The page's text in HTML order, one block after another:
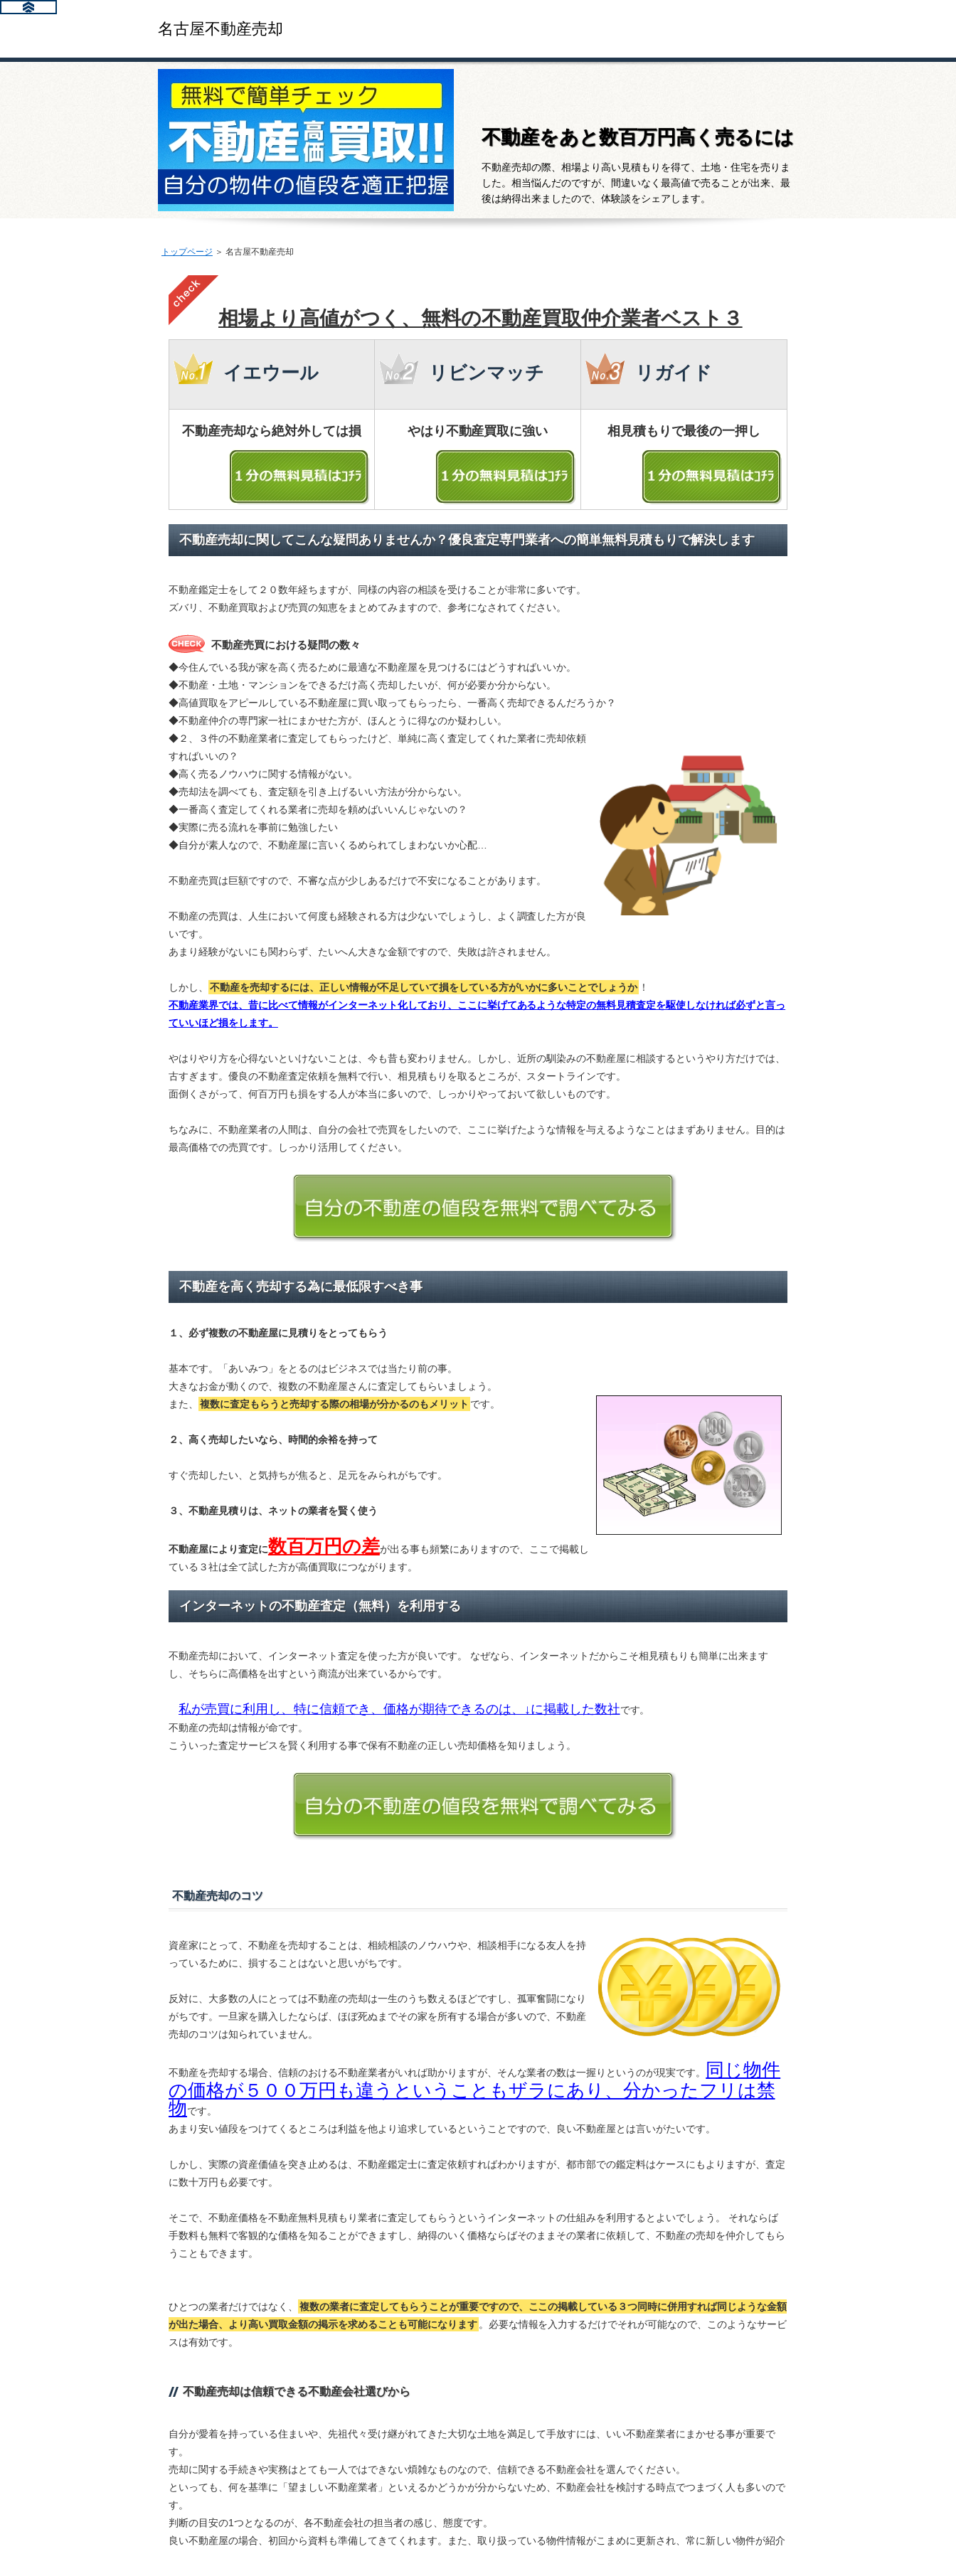
名古屋不動産売却
不動産をあと数百万円高く売るには
不動産売却の際、相場より高い見積もりを得て、土地・住宅を売りま
した。相当悩んだのですが、間違いなく最高値で売ることが出来、最
後は納得出来ましたので、体験談をシェアします。
トップページ ＞ 名古屋不動産売却
相場より高値がつく、無料の不動産買取仲介業者ベスト３
イエウール リビンマッチ リガイド
不動産売却なら絶対外しては損 やはり不動産買取に強い 相見積もりで最後の一押し
不動産売却に関してこんな疑問ありませんか？優良査定専門業者への簡単無料見積もりで解決します
不動産鑑定士をして２０数年経ちますが、同様の内容の相談を受けることが非常に多いです。
ズバリ、不動産買取および売買の知恵をまとめてみますので、参考になされてください。
不動産売買における疑問の数々
◆今住んでいる我が家を高く売るために最適な不動産屋を見つけるにはどうすればいいか。
◆不動産・土地・マンションをできるだけ高く売却したいが、何が必要か分からない。
◆高値買取をアピールしている不動産屋に買い取ってもらったら、一番高く売却できるんだろうか？
◆不動産仲介の専門家一社にまかせた方が、ほんとうに得なのか疑わしい。
◆２、３件の不動産業者に査定してもらったけど、単純に高く査定してくれた業者に売却依頼
すればいいの？
◆高く売るノウハウに関する情報がない。
◆売却法を調べても、査定額を引き上げるいい方法が分からない。
◆一番高く査定してくれる業者に売却を頼めばいいんじゃないの？
◆実際に売る流れを事前に勉強したい
◆自分が素人なので、不動産屋に言いくるめられてしまわないか心配…
不動産売買は巨額ですので、不審な点が少しあるだけで不安になることがあります。
不動産の売買は、人生において何度も経験される方は少ないでしょうし、よく調査した方が良
いです。
あまり経験がないにも関わらず、たいへん大きな金額ですので、失敗は許されません。
しかし、 不動産を売却するには、正しい情報が不足していて損をしている方がいかに多いことでしょうか ！
不動産業界では、昔に比べて情報がインターネット化しており、ここに挙げてあるような特定の無料見積査定を駆使しなければ必ずと言っ
ていいほど損をします。
やはりやり方を心得ないといけないことは、今も昔も変わりません。しかし、近所の馴染みの不動産屋に相談するというやり方だけでは、
古すぎます。優良の不動産査定依頼を無料で行い、相見積もりを取るところが、スタートラインです。
面倒くさがって、何百万円も損をする人が本当に多いので、しっかりやっておいて欲しいものです。
ちなみに、不動産業者の人間は、自分の会社で売買をしたいので、ここに挙げたような情報を与えるようなことはまずありません。目的は
最高価格での売買です。しっかり活用してください。
不動産を高く売却する為に最低限すべき事
１、必ず複数の不動産屋に見積り をとってもらう
基本です。「あいみつ」をとるのはビジネスでは当たり前の事。
大きなお金が動くので、複数の不動産屋さんに査定してもらいましょう。
また、
複数に査定もらうと売却する際の相場が分かるのもメリット です。
２、高く売却したいなら、時間的余裕を持って
すぐ売却したい、と気持ちが焦ると、足元をみられがちです。
３、不動産見積りは、ネットの業者を賢く使う
不動産屋により査定に数百万円の差が出る事も頻繁にありますので、ここで掲載し
ている３社は全て試した方が高価買取につながります。
インターネットの不動産査定（無料）を利用する
不動産売却において、インターネット査定を使った方が良いです。 なぜなら、インターネットだからこそ相見積もりも簡単に出来ます
し、そちらに高価格を出すという商流が出来ているからです。
私が売買に利用し、特に信頼でき、価格が期待できるのは、↓に掲載した数社です。
不動産の売却は情報が命です。
こういった査定サービスを賢く利用する事で保有不動産の正しい売却価格を知りましょう。
不動産売却のコツ
資産家にとって、不動産を売却することは、相続相談のノウハウや、相談相手になる友人を持
っているために、損することはないと思いがちです。
反対に、大多数の人にとっては不動産の売却は一生のうち数えるほどですし、孤軍奮闘になり
がちです。一旦家を購入したならば、ほぼ死ぬまでその家を所有する場合が多いので、不動産
売却のコツは知られていません。
不動産を売却する場合、信頼のおける不動産業者がいれば助かりますが、そんな業者の数は一握りというのが現実です。
同じ物件
の価格が５００万円も違うということもザラにあり、分かったフリは禁
物です。
あまり安い値段をつけてくるところは利益を他より追求しているということですので、良い不動産屋とは言いがたいです。
しかし、実際の資産価値を突き止めるは、不動産鑑定士に査定依頼すればわかりますが、都市部での鑑定料はケースにもよりますが、査定
に数十万円も必要です。
そこで、不動産価格を不動産無料見積もり業者に査定してもらうというインターネットの仕組みを利用するとよいでしょう。 それならば
手数料も無料で客観的な価格を知ることができますし、納得のいく価格ならばそのままその業者に依頼して、不動産の売却を仲介してもら
うこともできます。
ひとつの業者だけではなく、
複数の業者に査定してもらうことが重要ですので、ここの掲載している３つ同時に併用すれば同じような金額
が出た場合、より高い買取金額の掲示を求めることも可能になります 。必要な情報を入力するだけでそれが可能なので、このようなサービ
スは有効です。
不動産売却は信頼できる不動産会社選びから
自分が愛着を持っている住まいや、先祖代々受け継がれてきた大切な土地を満足して手放すには、いい不動産業者にまかせる事が重要で
す。
売却に関する手続きや実務はとても一人ではできない煩雑なものなので、信頼できる不動産会社を選んでください。
といっても、何を基準に「望ましい不動産業者」といえるかどうかが分からないため、不動産会社を検討する時点でつまづく人も多いので
す。
判断の目安の1つとなるのが、各不動産会社の担当者の感じ、態度です。
良い不動産屋の場合、初回から資料も準備してきてくれます。また、取り扱っている物件情報がこまめに更新され、常に新しい物件が紹介